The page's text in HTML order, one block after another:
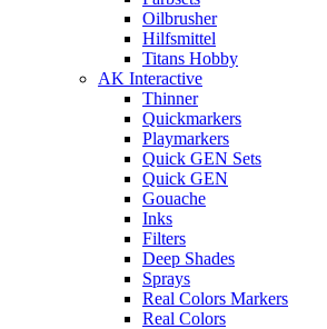
Oilbrusher
Hilfsmittel
Titans Hobby
AK Interactive
Thinner
Quickmarkers
Playmarkers
Quick GEN Sets
Quick GEN
Gouache
Inks
Filters
Deep Shades
Sprays
Real Colors Markers
Real Colors